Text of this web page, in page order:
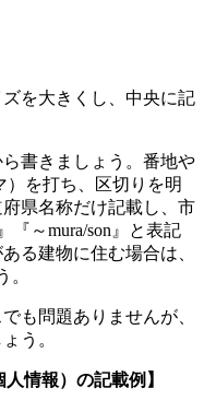
を大きくし、中央に記
書きましょう。番地や
を打ち、区切りを明
県名称だけ記載し、市
『～mura/son』と表記
る建物に住む場合は、
。
も問題ありませんが、
う。
情報）の記載例】